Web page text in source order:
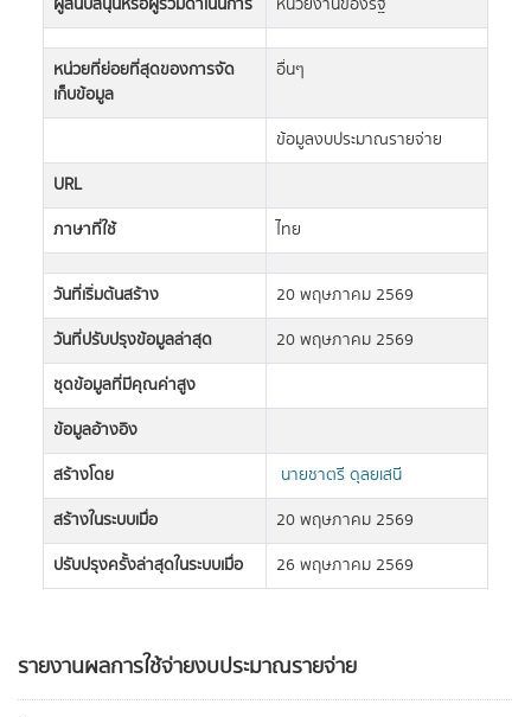
รายงานผลการใช้จ่ายงบประมาณรายจ่าย
ผู้สนับสนุนหรือผู้ร่วมดำเนินการ
หน่วยงานของรัฐ
หน่วยที่ย่อยที่สุดของการจัด
เก็บข้อมูล
อื่นๆ
ข้อมูลงบประมาณรายจ่าย
URL
ภาษาที่ใช้
ไทย
วันที่เริ่มต้นสร้าง
20 พฤษภาคม 2569
วันที่ปรับปรุงข้อมูลล่าสุด
20 พฤษภาคม 2569
ชุดข้อมูลที่มีคุณค่าสูง
ข้อมูลอ้างอิง
สร้างโดย
นายชาตรี ดุลยเสนี
สร้างในระบบเมื่อ
20 พฤษภาคม 2569
ปรับปรุงครั้งล่าสุดในระบบเมื่อ
26 พฤษภาคม 2569